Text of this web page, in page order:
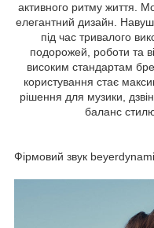
активного ритму життя.
елегантний дизайн.
під час тривалого
подорожей, роботи та
високим стандартам
користування стає
рішення для музики,
баланс
Фірмовий звук